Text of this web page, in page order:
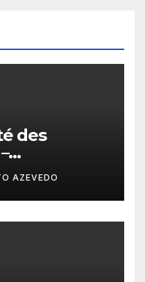
des
et
AZEVEDO